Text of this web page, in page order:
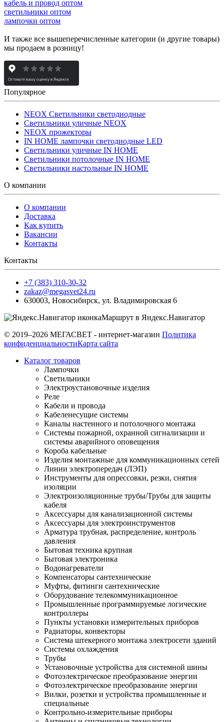
кабель и провод оптом
светильники оптом
лампочки оптом
И также все вышеперечисленные категории (и другие товары)
мы продаем в розницу!
Популярное
NEOX Светильники светодиодные
Светильники уличные NEOX
NEOX прожекторы
IN HOME лампочки светодиодные LED
Светильники уличные IN HOME
Светильники потолочные IN HOME
Светильники настольные IN HOME
О компании
О компании
Доставка
Как купить
Вакансии
Контакты
Контакты
+7 (383) 310-30-32
zakaz@megasvet24.ru
630003, Новосибирск, ул. Владимировская 6
Маршрут в Яндекс.Навигатор
© 2019–2026 МЕГАСВЕТ - интернет-магазин Политика
конфиденциальностиКарта сайта
Каталог товаров
Лампочки
Светильники
Электроустановочные изделия
Реле
Кабели и провода
Кабеленесущие системы
Каналы настенного и потолочного монтажа
Системы пожарной, охранной сигнализации и
системы аварийного оповещения
Короба кабельные
Изделия монтажные для коммуникационных сетей
Линии электропередач (ЛЭП)
Инструменты для опрессовки, резки, снятия
изоляции
Электроизоляционные трубы/Трубы для защиты
кабеля
Аксессуары для канализационной системы
Аксессуары для электроинструментов
Арматура трубная, распределение, контроль
давления
Бытовая техника крупная
Бытовая электроника
Водонагреватели
Компенсаторы сантехнические
Муфты, фитинги сантехнические
Оборудование телекоммуникационное
Промышленные программируемые логические
контроллеры
Пункты установки измерительных приборов
Радиаторы, конвекторы
Система штекерного монтажа электросети зданий
Системы охлаждения
Трубы
Установочные устройства для системной шины
Фотоэлектрическое преобразование энергии
Фотоэлектрическое преобразование энергии
Вилки, розетки и устройства промышленные и
специальные
Контрольно-измерительные приборы